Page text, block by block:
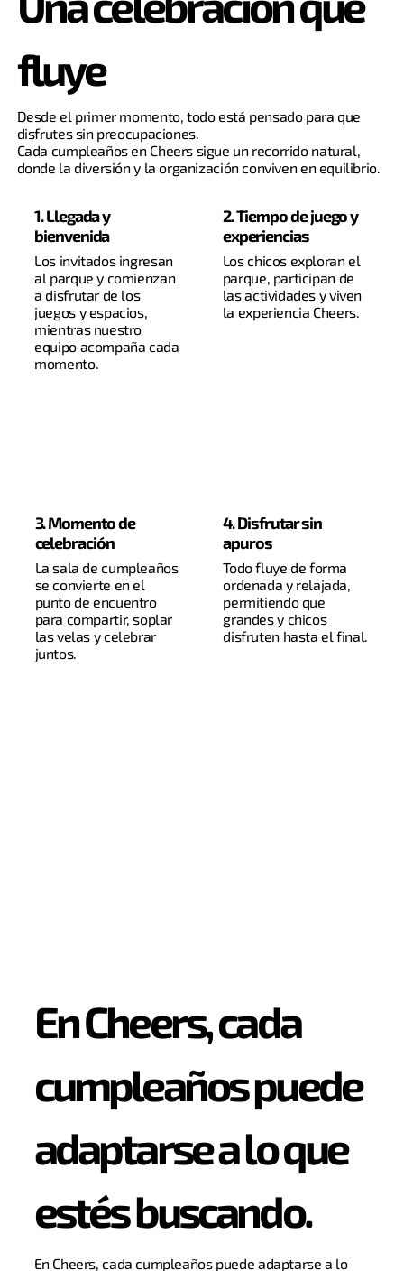
2. Tiempo de juego y
experiencias
Los chicos exploran el
parque, participan de
las actividades y viven
la experiencia Cheers.
3. Momento de
celebración
La sala de cumpleaños
se convierte en el
punto de encuentro
para compartir, soplar
las velas y celebrar
juntos.
4. Disfrutar sin
apuros
Todo fluye de forma
ordenada y relajada,
permitiendo que
grandes y chicos
disfruten hasta el final.
1. Llegada y
bienvenida
Los invitados ingresan
al parque y comienzan
a disfrutar de los
juegos y espacios,
mientras nuestro
equipo acompaña cada
momento.
fluye
Desde el primer momento, todo está pensado para que
disfrutes sin preocupaciones.
Cada cumpleaños en Cheers sigue un recorrido natural,
donde la diversión y la organización conviven en equilibrio.
En Cheers, cada
cumpleaños puede
adaptarse a lo que
estés buscando.
En Cheers, cada cumpleaños puede adaptarse a lo